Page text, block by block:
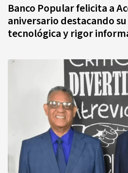
Banco Popular felicita a
aniversario destacando
tecnológica y rigor